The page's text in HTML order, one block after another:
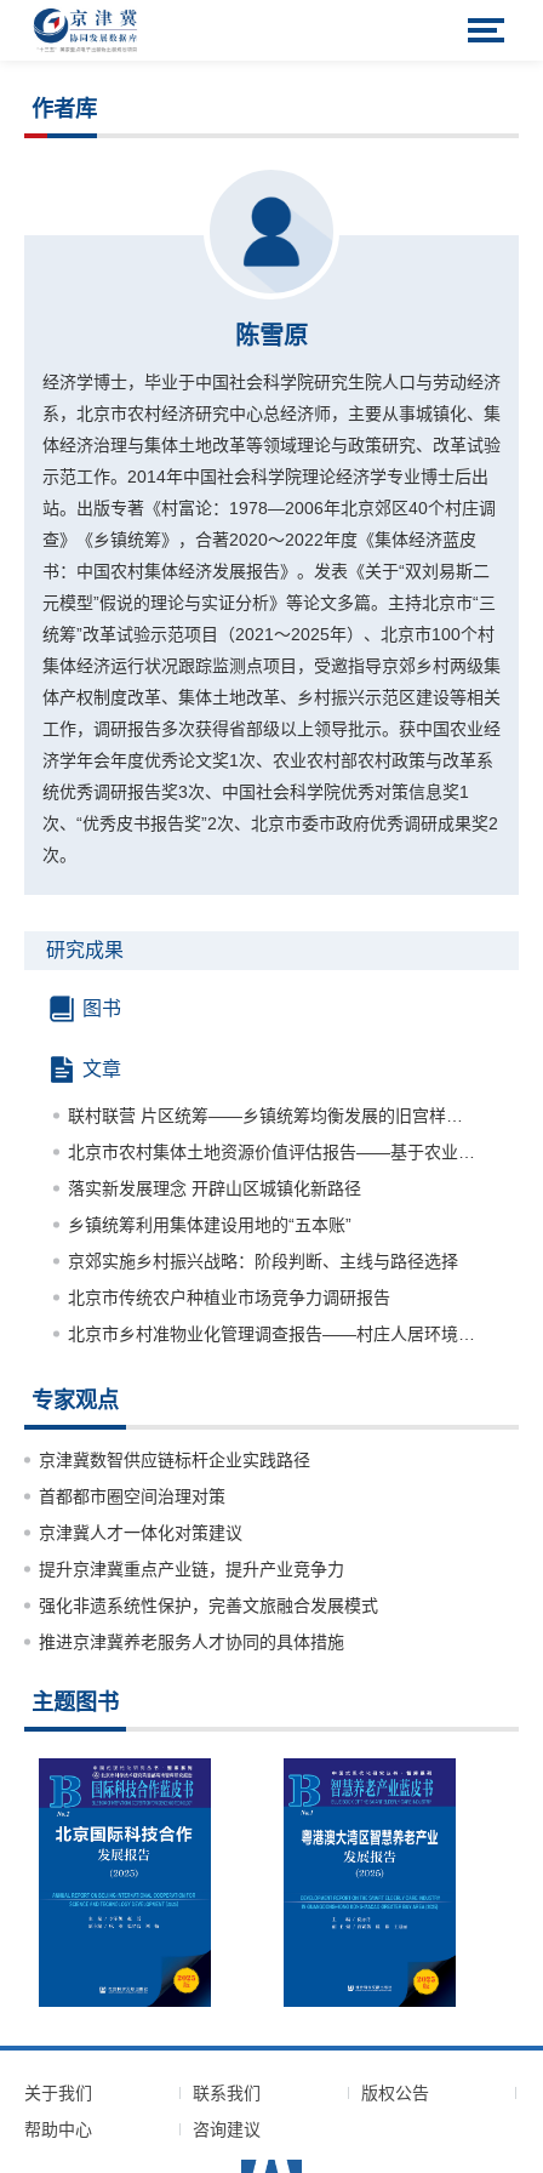
作者库
陈雪原
经济学博士，毕业于中国社会科学院研究生院人口与劳动经济
系，北京市农村经济研究中心总经济师，主要从事城镇化、集
体经济治理与集体土地改革等领域理论与政策研究、改革试验
示范工作。2014年中国社会科学院理论经济学专业博士后出
站。出版专著《村富论：1978—2006年北京郊区40个村庄调
查》《乡镇统筹》，合著2020～2022年度《集体经济蓝皮
书：中国农村集体经济发展报告》。发表《关于“双刘易斯二
元模型”假说的理论与实证分析》等论文多篇。主持北京市“三
统筹”改革试验示范项目（2021～2025年）、北京市100个村
集体经济运行状况跟踪监测点项目，受邀指导京郊乡村两级集
体产权制度改革、集体土地改革、乡村振兴示范区建设等相关
工作，调研报告多次获得省部级以上领导批示。获中国农业经
济学年会年度优秀论文奖1次、农业农村部农村政策与改革系
统优秀调研报告奖3次、中国社会科学院优秀对策信息奖1
次、“优秀皮书报告奖”2次、北京市委市政府优秀调研成果奖2
次。
研究成果
图书
文章
联村联营 片区统筹——乡镇统筹均衡发展的旧宫样本解读
北京市农村集体土地资源价值评估报告——基于农业农地多功能的视角
落实新发展理念 开辟山区城镇化新路径
乡镇统筹利用集体建设用地的“五本账”
京郊实施乡村振兴战略：阶段判断、主线与路径选择
北京市传统农户种植业市场竞争力调研报告
北京市乡村准物业化管理调查报告——村庄人居环境管护的秦城样本解读
专家观点
京津冀数智供应链标杆企业实践路径
首都都市圈空间治理对策
京津冀人才一体化对策建议
提升京津冀重点产业链，提升产业竞争力
强化非遗系统性保护，完善文旅融合发展模式
推进京津冀养老服务人才协同的具体措施
主题图书
关于我们 联系我们
版权公告
帮助中心
咨询建议